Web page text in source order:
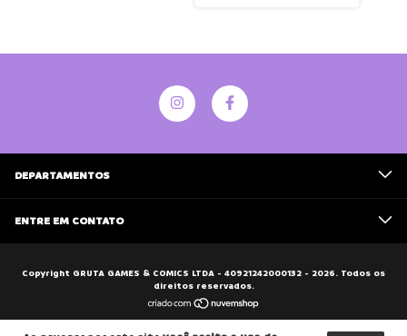
DEPARTAMENTOS
ENTRE EM CONTATO
Copyright GRUTA GAMES & COMICS LTDA - 40921242000132 - 2026. Todos os
direitos reservados.